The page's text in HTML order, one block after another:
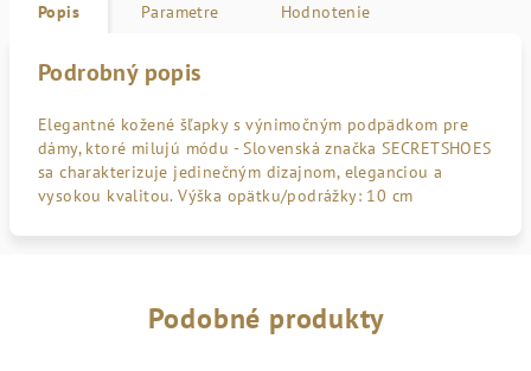
Popis Parametre Hodnotenie
Podrobný popis
Elegantné kožené šľapky s výnimočným podpädkom pre
dámy, ktoré milujú módu - Slovenská značka SECRETSHOES
sa charakterizuje jedinečným dizajnom, eleganciou a
vysokou kvalitou. Výška opätku/podrážky: 10 cm
Podobné produkty